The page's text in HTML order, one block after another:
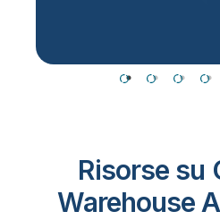
Risorse su
Warehouse